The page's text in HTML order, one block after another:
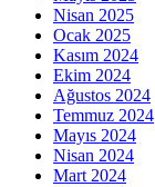
Nisan 2025
Ocak 2025
Kasım 2024
Ekim 2024
Ağustos 2024
Temmuz 2024
Mayıs 2024
Nisan 2024
Mart 2024